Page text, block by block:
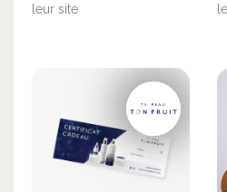
leur site